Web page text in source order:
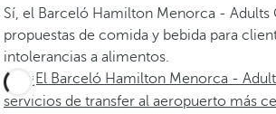
Sí, el Barceló Hamilton Menorca - Adults
propuestas de comida y bebida para
intolerancias a alimentos.
¿El Barceló Hamilton Menorca -
servicios de transfer al aeropuerto más